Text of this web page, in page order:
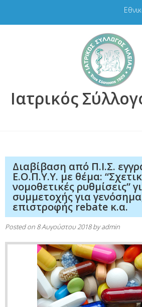
Ιατρικός
Διαβίβαση από Π.Ι.Σ.
Ε.Ο.Π.Υ.Υ. με θέμα:
νομοθετικές ρυθμίσεις”
συμμετοχής για
επιστροφής rebate κ.α.
Posted on 8 Αυγούστου 2018byadmin